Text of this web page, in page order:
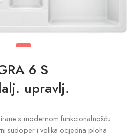
6 S
upravlj.
s modernom funkcionalnošću
sudoper i velika ocjedna ploha